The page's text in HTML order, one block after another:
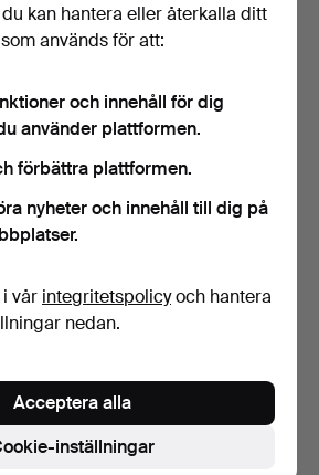
VÄGGPENDYL,
gustaviansk stil, urtavlan
mär…
Klubbades 11 okt 2023
4 bud
kan hantera eller återkalla ditt
används för att:
och innehåll för dig
använder plattformen.
förbättra plattformen.
nyheter och innehåll till dig på
vår integritetspolicyoch hantera
nedan.
inställningar
Acceptera alla